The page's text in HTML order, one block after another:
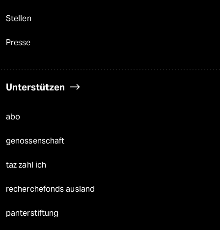
Stellen
Presse
Unterstützen
abo
genossenschaft
taz zahl ich
recherchefonds ausland
panterstiftung